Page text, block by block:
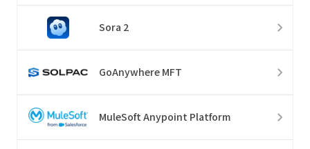
Sora 2
GoAnywhere MFT
MuleSoft Anypoint Platform